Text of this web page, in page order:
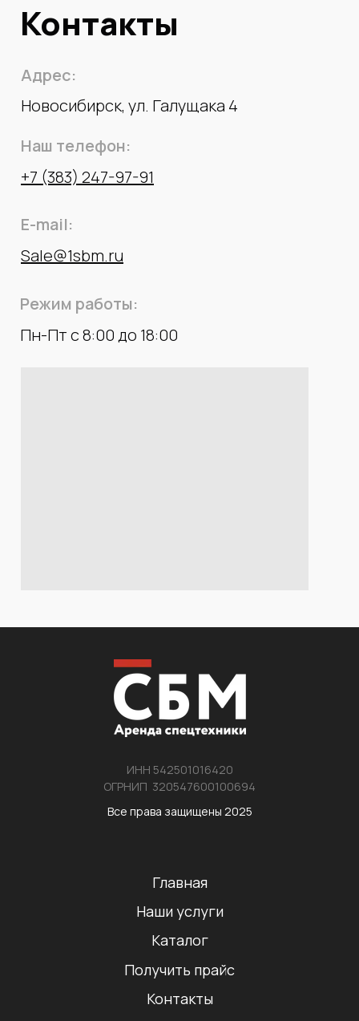
Пн-Пт с 8:00 до 18:00
Sale@1sbm.ru
+7 (383) 247-97-91
Новосибирск, ул. Галущака 4
Режим работы:
E-mail:
Наш телефон:
Адрес:
Контакты
ИНН 542501016420
ОГРНИП 320547600100694
Все права защищены 2025
Главная
Наши услуги
Каталог
Получить прайс
Контакты